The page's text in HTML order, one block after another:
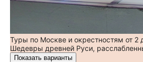
Туры по Москве и окрестностям от 2
Шедевры древней Руси,
Показать варианты